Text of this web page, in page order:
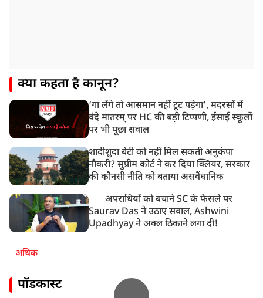
क्या कहता है कानून?
‘गा लेंगे तो आसमान नहीं टूट पड़ेगा’, मदरसों में
वंदे मातरम् पर HC की बड़ी टिप्पणी, ईसाई स्कूलों
पर भी पूछा सवाल
शादीशुदा बेटी को नहीं मिल सकती अनुकंपा
नौकरी? सुप्रीम कोर्ट ने कर दिया क्लियर, सरकार
की कौनसी नीति को बताया असवैंधानिक
अपराधियों को बचाने SC के फैसले पर
Saurav Das ने उठाए सवाल, Ashwini
Upadhyay ने अक्ल ठिकाने लगा दी!
अधिक
पॉडकास्ट